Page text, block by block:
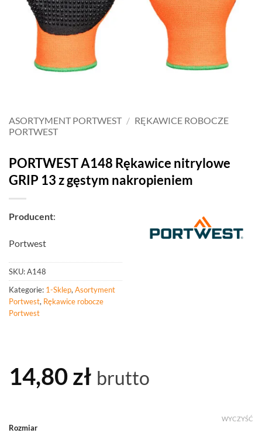
ASORTYMENT PORTWEST / RĘKAWICE ROBOCZE
PORTWEST
PORTWEST A148 Rękawice nitrylowe
GRIP 13 z gęstym nakropieniem
Producent:
Portwest
SKU:A148
Kategorie: 1-Sklep,Asortyment
Portwest, Rękawice robocze
Portwest
14,80zł brutto
Rozmiar
WYCZYŚĆ